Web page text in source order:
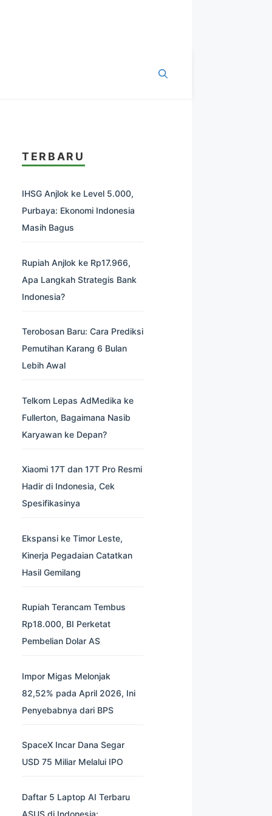
TERBARU
IHSG Anjlok ke Level 5.000,
Purbaya: Ekonomi Indonesia
Masih Bagus
Rupiah Anjlok ke Rp17.966,
Apa Langkah Strategis Bank
Indonesia?
Terobosan Baru: Cara Prediksi
Pemutihan Karang 6 Bulan
Lebih Awal
Telkom Lepas AdMedika ke
Fullerton, Bagaimana Nasib
Karyawan ke Depan?
Xiaomi 17T dan 17T Pro Resmi
Hadir di Indonesia, Cek
Spesifikasinya
Ekspansi ke Timor Leste,
Kinerja Pegadaian Catatkan
Hasil Gemilang
Rupiah Terancam Tembus
Rp18.000, BI Perketat
Pembelian Dolar AS
Impor Migas Melonjak
82,52% pada April 2026, Ini
Penyebabnya dari BPS
SpaceX Incar Dana Segar
USD 75 Miliar Melalui IPO
Daftar 5 Laptop AI Terbaru
ASUS di Indonesia: